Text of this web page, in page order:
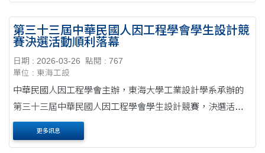
第三十三屆中華民國人因工程學會學生設計競
賽決選活動順利落幕
日期 : 2026-03-26
點閱 : 767
單位 : 東海工設
中華民國人因工程學會主辦，東海大學工業設計學系承辦的
第三十三屆中華民國人因工程學會學生設計競賽，決選活動
於2026年3月20日假東海大學工業設計學系辦理。當天活動開
場由人因工程學會邱敏綺理事長致詞，歡迎來自多....
更多訊息